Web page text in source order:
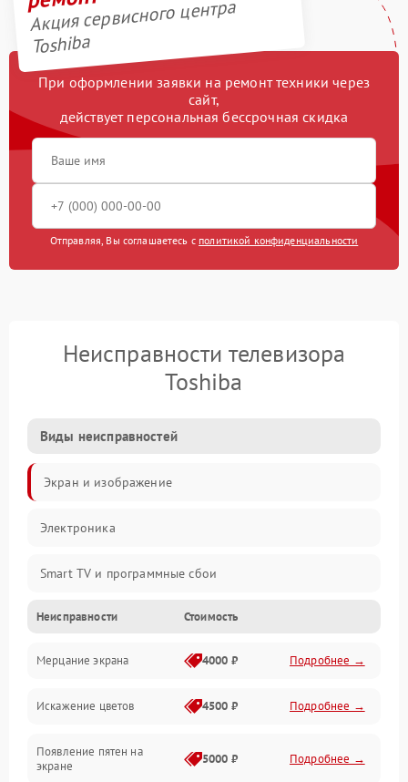
Акция сервисного центра
Toshiba
При оформлении заявки на ремонт техники через
сайт,
действует персональная бессрочная скидка
Отправляя, Вы соглашаетесь с политикой конфиденциальности
Неисправности телевизора
Toshiba
Виды неисправностей
Экран и изображение
Электроника
Smart TV и программные сбои
Питание и запуск
Подсветка и LED-модули
Звук и аудиосистема
Сигнал и приём каналов
Неисправности Стоимость
Мерцание экрана 4000 ₽ Подробнее →
Искажение цветов 4500 ₽ Подробнее →
Появление пятен на
экране
5000 ₽ Подробнее →